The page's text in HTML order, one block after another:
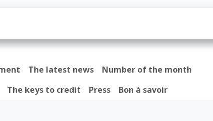
The latest news
Number of the month
The keys to credit Press Bon à savoir